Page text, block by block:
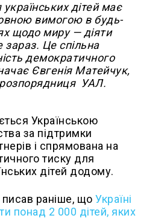
дітей має
вимогою в будь-
щодо миру — діяти
зараз. Це спільна
демократичного
Євгенія Матейчук,
УАЛ.
Українською
за підтримки
і спрямована на
тиску для
дітей додому.
раніше, щоУкраїні
понад 2 000 дітей, яких